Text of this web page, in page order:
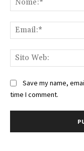
Save my name,
time I comment.